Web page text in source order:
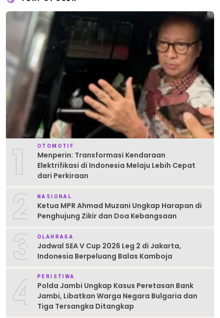
1 OTOMOTIF
Menperin: Transformasi Kendaraan
Elektrifikasi di Indonesia Melaju Lebih Cepat
dari Perkiraan
2 NASIONAL
Ketua MPR Ahmad Muzani Ungkap Harapan di
Penghujung Zikir dan Doa Kebangsaan
3 OLAHRAGA
Jadwal SEA V Cup 2026 Leg 2 di Jakarta,
Indonesia Berpeluang Balas Kamboja
4 PERISTIWA
Polda Jambi Ungkap Kasus Peretasan Bank
Jambi, Libatkan Warga Negara Bulgaria dan
Tiga Tersangka Ditangkap